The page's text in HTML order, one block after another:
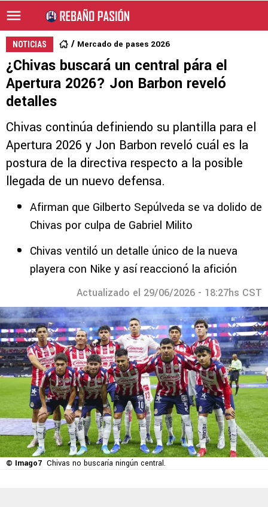
NOTICIAS Mercado de pases 2026
¿Chivas buscará un central pára el
Apertura 2026? Jon Barbon reveló
detalles
Chivas continúa definiendo su plantilla para el
Apertura 2026 y Jon Barbon reveló cuál es la
postura de la directiva respecto a la posible
llegada de un nuevo defensa.
Afirman que Gilberto Sepúlveda se va dolido de
Chivas por culpa de Gabriel Milito
Chivas ventiló un detalle único de la nueva
playera con Nike y así reaccionó la afición
Actualizado el 29/06/2026 - 18:27hs CST
© Imago7 Chivas no buscaría ningún central.